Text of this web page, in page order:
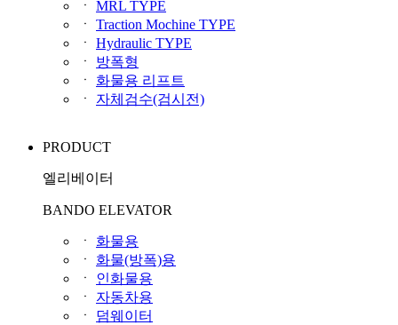
ㆍ MRL TYPE
ㆍ Traction Mochine TYPE
ㆍ Hydraulic TYPE
ㆍ 방폭형
ㆍ 화물용 리프트
ㆍ 자체검수(검시전)
PRODUCT
엘리베이터
BANDO ELEVATOR
ㆍ 화물용
ㆍ 화물(방폭)용
ㆍ 인화물용
ㆍ 자동차용
ㆍ 덤웨이터